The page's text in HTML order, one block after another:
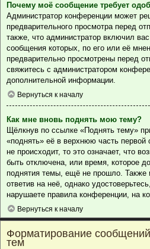
Почему моё сообщение требует
Администратор конференции может
предварительного просмотра перед
также, что администратор включил
сообщения которых, по его или её
предварительно просмотрены перед
свяжитесь с администратором
дополнительной информации.
Вернуться к началу
Как мне вновь поднять мою тему?
Щёлкнув по ссылке «Поднять тему»
«поднять» её в верхнюю часть
не происходит, то это означает, что
быть отключена, или время, которое
поднятия темы, ещё не прошло. Также
ответив на неё, однако
нарушаете правила конференции, на
Вернуться к началу
Форматирование
тем